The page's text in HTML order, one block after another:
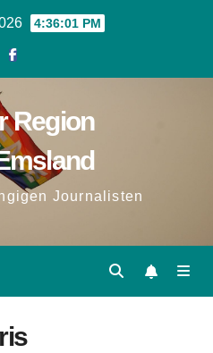
4:36:02 PM
Region
Journalisten